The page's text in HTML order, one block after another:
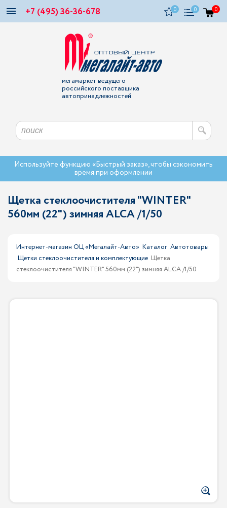
+7 (495) 36-36-678 0 0 0
мегамаркет ведущего
российского поставщика
автопринадлежностей
Используйте функцию «Быстрый заказ», чтобы сэкономить
время при оформлении
Щетка стеклоочистителя "WINTER"
560мм (22") зимняя ALCA /1/50
Интернет-магазин ОЦ «Мегалайт-Авто» Каталог Автотовары
Щетки стеклоочистителя и комплектующие Щетка
стеклоочистителя "WINTER" 560мм (22") зимняя ALCA /1/50